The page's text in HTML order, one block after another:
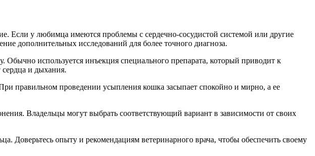
Если у любимца имеются проблемы с сердечно-сосудистой системой или другие
дополнительных исследований для более точного диагноза.
используется инъекция специального препарата, который приводит к
и дыхания.
правильном проведении усыпления кошка засыпает спокойно и мирно, а ее
Владельцы могут выбрать соответствующий вариант в зависимости от своих
Доверьтесь опыту и рекомендациям ветеринарного врача, чтобы обеспечить своему